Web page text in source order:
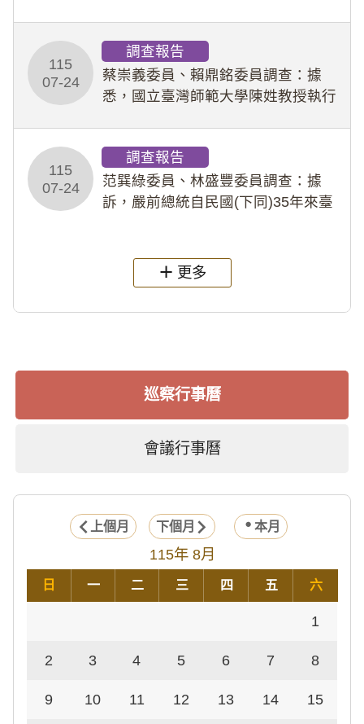
行拍攝特定樣態性影像並以手機傳送
劉師。該生因畏懼成
115
07-24
調查報告
蔡崇義委員、賴鼎銘委員調查：據
悉，國立臺灣師範大學陳姓教授執行
術倫理等情案調查報告。(115教調
31)
115
07-24
調查報告
范巽綠委員、林盛豐委員調查：據
訴，嚴前總統自民國(下同)35年來臺
過世後，總統府於89年間函請其家屬
繼續留住
更多
巡察行事曆
會議行事曆
上個月 下個月 本月
115年 8月
日 一 二 三 四 五 六
1
2 3 4 5 6 7 8
9 10 11 12 13 14 15